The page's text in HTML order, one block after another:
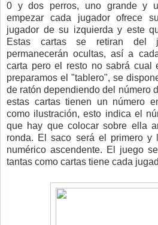
0 y dos perros, uno grande y
empezar cada jugador ofrece
jugador de su izquierda y este
Estas cartas se retiran del
permanecerán ocultas, así a
carta pero el resto no sabrá cual
preparamos el "tablero", se
de ratón dependiendo del número
estas cartas tienen un número
como ilustración, esto indica el
que hay que colocar sobre ella
ronda. El saco será el primero y
numérico ascendente. El juego
tantas como cartas tiene cada